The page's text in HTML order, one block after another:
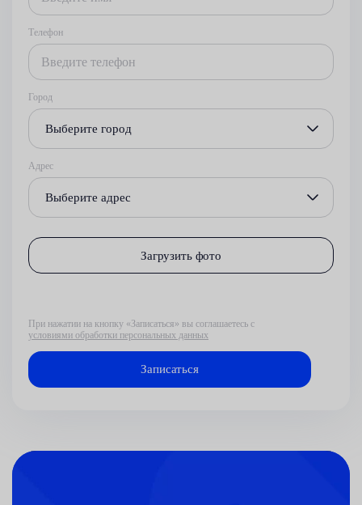
Телефон
Город
Выберите город
Адрес
Выберите адрес
Загрузить фото
При нажатии на кнопку «Записаться» вы соглашаетесь с
условиями обработки персональных данных